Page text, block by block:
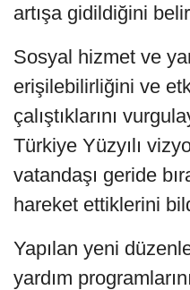
artışa gidildiğini
Sosyal hizmet ve
erişilebilirliğini ve
çalıştıklarını
Türkiye Yüzyılı
vatandaşı geride
hareket ettiklerini
Yapılan yeni
yardım